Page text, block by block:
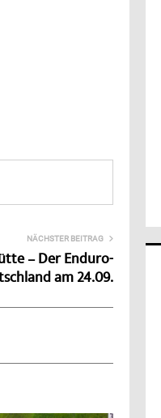
NÄCHSTER BEITRAG
– Der Enduro-
am 24.09.